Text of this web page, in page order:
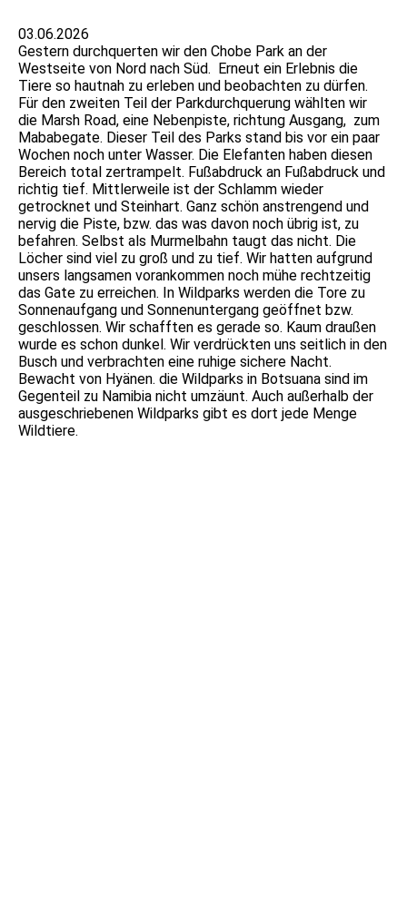
03.06.2026
Gestern durchquerten wir den Chobe Park an der
Westseite von Nord nach Süd. Erneut ein Erlebnis die
Tiere so hautnah zu erleben und beobachten zu dürfen.
Für den zweiten Teil der Parkdurchquerung wählten wir
die Marsh Road, eine Nebenpiste, richtung Ausgang, zum
Mababegate. Dieser Teil des Parks stand bis vor ein paar
Wochen noch unter Wasser. Die Elefanten haben diesen
Bereich total zertrampelt. Fußabdruck an Fußabdruck und
richtig tief. Mittlerweile ist der Schlamm wieder
getrocknet und Steinhart. Ganz schön anstrengend und
nervig die Piste, bzw. das was davon noch übrig ist, zu
befahren. Selbst als Murmelbahn taugt das nicht. Die
Löcher sind viel zu groß und zu tief. Wir hatten aufgrund
unsers langsamen vorankommen noch mühe rechtzeitig
das Gate zu erreichen. In Wildparks werden die Tore zu
Sonnenaufgang und Sonnenuntergang geöffnet bzw.
geschlossen. Wir schafften es gerade so. Kaum draußen
wurde es schon dunkel. Wir verdrückten uns seitlich in den
Busch und verbrachten eine ruhige sichere Nacht.
Bewacht von Hyänen. die Wildparks in Botsuana sind im
Gegenteil zu Namibia nicht umzäunt. Auch außerhalb der
ausgeschriebenen Wildparks gibt es dort jede Menge
Wildtiere.